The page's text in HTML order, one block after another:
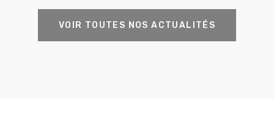
VOIR TOUTES NOS ACTUALITÉS